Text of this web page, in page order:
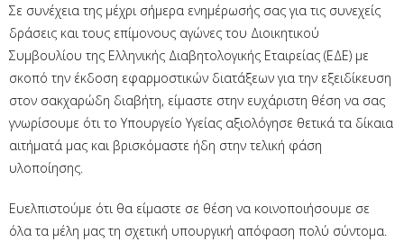
Σε συνέχεια της μέχρι σήμερα ενημέρωσής σας για τις συνεχείς
δράσεις και τους επίμονους αγώνες του Διοικητικού
Συμβουλίου της Ελληνικής Διαβητολογικής Εταιρείας (ΕΔΕ) με
σκοπό την έκδοση εφαρμοστικών διατάξεων για την εξειδίκευση
στον σακχαρώδη διαβήτη, είμαστε στην ευχάριστη θέση να σας
γνωρίσουμε ότι το Υπουργείο Υγείας αξιολόγησε θετικά τα δίκαια
αιτήματά μας και βρισκόμαστε ήδη στην τελική φάση
υλοποίησης.
Ευελπιστούμε ότι θα είμαστε σε θέση να κοινοποιήσουμε σε
όλα τα μέλη μας τη σχετική υπουργική απόφαση πολύ σύντομα.